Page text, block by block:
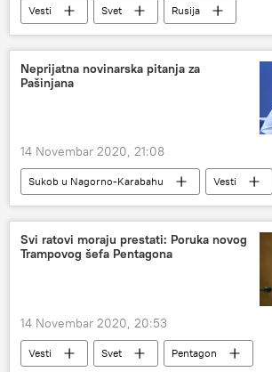
Vesti Svet
Rusija
Vladimir Putin
Nikol Pašinjan
Ilham Alijev
Nagorno Karabah
Sukob u Nagorno-Karabahu
Neprijatna novinarska pitanja za
Pašinjana
14 Novembar 2020, 21:08
Sukob u Nagorno-Karabahu
Vesti
Svet
Rusija
Nikol Pašinjan
Nagorno Karabah
Svi ratovi moraju prestati: Poruka novog
Trampovog šefa Pentagona
14 Novembar 2020, 20:53
Vesti Svet
Pentagon